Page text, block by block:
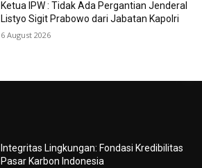
Ketua IPW : Tidak Ada Pergantian Jenderal
Listyo Sigit Prabowo dari Jabatan Kapolri
6 August 2026
Integritas Lingkungan: Fondasi Kredibilitas
Pasar Karbon Indonesia